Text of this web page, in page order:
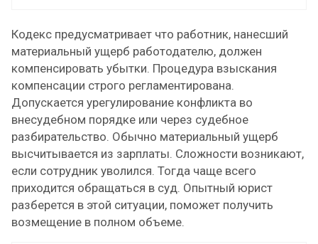
Кодекс предусматривает что работник, нанесший
материальный ущерб работодателю, должен
компенсировать убытки. Процедура взыскания
компенсации строго регламентирована.
Допускается урегулирование конфликта во
внесудебном порядке или через судебное
разбирательство. Обычно материальный ущерб
высчитывается из зарплаты. Сложности возникают,
если сотрудник уволился. Тогда чаще всего
приходится обращаться в суд. Опытный юрист
разберется в этой ситуации, поможет получить
возмещение в полном объеме.